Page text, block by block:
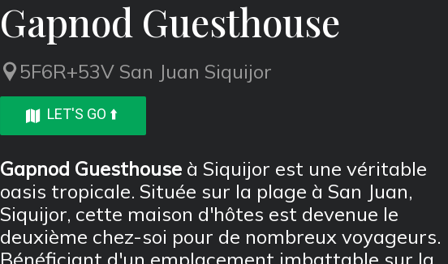
Gapnod Guesthouse
5F6R+53V San Juan Siquijor
LET'S GO ⬆️
Gapnod Guesthouse à Siquijor est une véritable
oasis tropicale. Située sur la plage à San Juan,
Siquijor, cette maison d'hôtes est devenue le
deuxième chez-soi pour de nombreux voyageurs.
Bénéficiant d'un emplacement imbattable sur la